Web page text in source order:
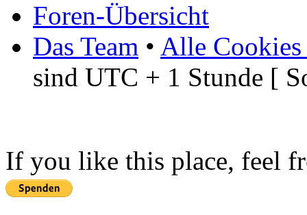
Foren-Übersicht
Das Team • Alle Cookies
sind UTC + 1 Stunde [
If you like this place, feel